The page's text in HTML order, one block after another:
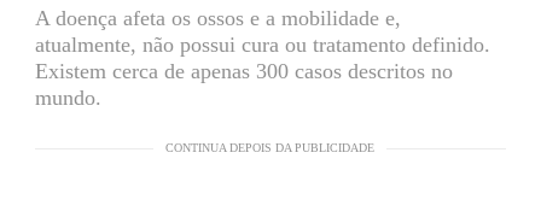
A doença afeta os ossos e a mobilidade e,
atualmente, não possui cura ou tratamento definido.
Existem cerca de apenas 300 casos descritos no
mundo.
CONTINUA DEPOIS DA PUBLICIDADE